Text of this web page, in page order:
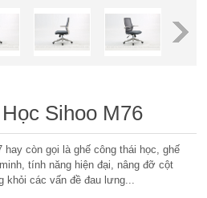
Sihoo M76
hay còn gọi là ghế công thái học, ghế
tính năng hiện đại, nâng đỡ cột
khỏi các vấn đề đau lưng...